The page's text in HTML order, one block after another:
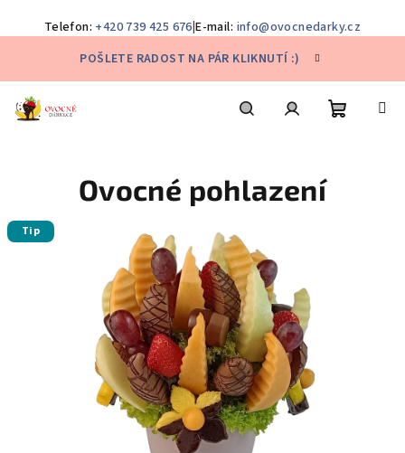
Telefon: +420 739 425 676 |E-mail: info@ovocnedarky.cz
obsah
POŠLETE RADOST NA PÁR KLIKNUTÍ :)
Ovocné pohlazení
Tip